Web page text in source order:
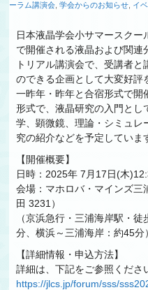
ーラム講演会 ,学会からのお知らせ イ
日本液晶学会小サマースク
で開催される液晶および関連
トリアル講演会で、受講者
のできる企画として大変好評
一昨年・昨年と合宿形式で開
形式で、液晶研究の入門とし
学、顕微鏡、理論・シミュレ
究の紹介などを予定していま
【開催概要】
日時：2025年 7月17日(木
会場：マホロバ・マインズ三
田 3231）
（京浜急行・三浦海岸駅・
分、横浜～三浦海岸：約45分
【詳細情報・申込方法】
詳細は、下記をご参照くださ
https://jlcs.jp/forum/sss/